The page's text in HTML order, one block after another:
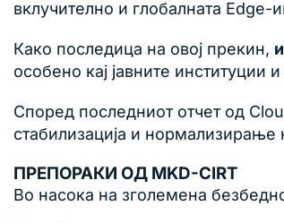
вклучително и глобалната Edge-
Како последица на овој прекин,
особено кај јавните
Според последниот отчет од
стабилизација и нормализирање
ПРЕПОРАКИ ОД MKD-CIRT
Во насока на зголемена